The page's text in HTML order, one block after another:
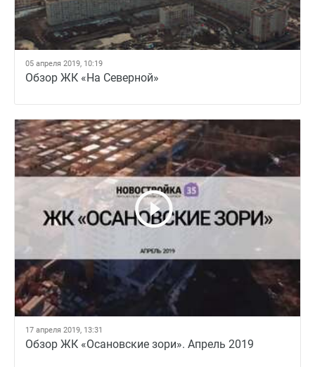
05 апреля 2019, 10:19
Обзор ЖК «На Северной»
17 апреля 2019, 13:31
Обзор ЖК «Осановские зори». Апрель 2019